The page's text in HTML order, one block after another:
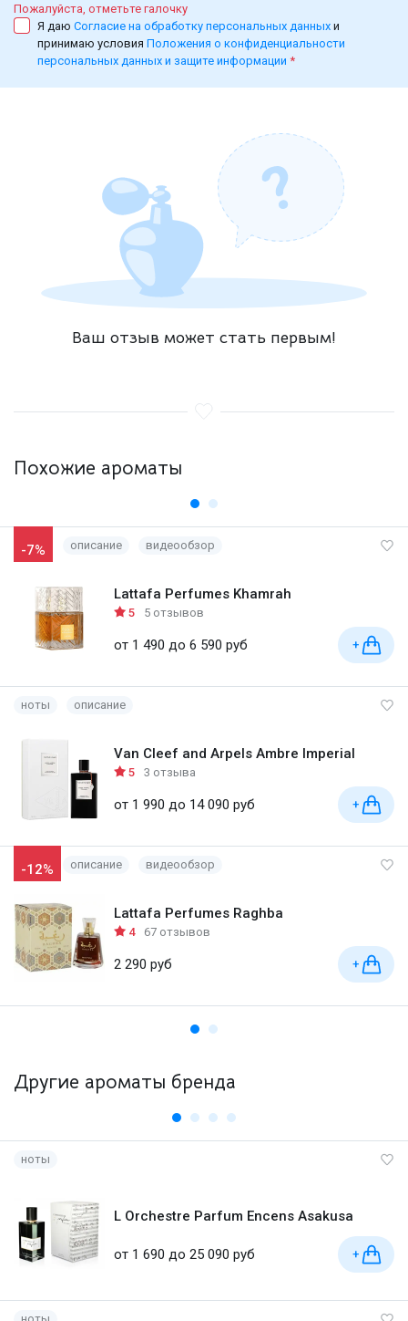
Пожалуйста, отметьте галочку
Я даю Согласие на обработку персональных данных и
принимаю условия Положения о конфиденциальности
персональных данных и защите информации *
Ваш отзыв может стать первым!
Похожие ароматы
-7% описание видеообзор
Lattafa Perfumes Khamrah
5 5 отзывов
от 1 490 до 6 590 руб +
ноты описание
Van Cleef and Arpels Ambre Imperial
5 3 отзыва
от 1 990 до 14 090 руб +
-12% описание видеообзор
Lattafa Perfumes Raghba
4 67 отзывов
2 290 руб +
Другие ароматы бренда
ноты
L Orchestre Parfum Encens Asakusa
от 1 690 до 25 090 руб +